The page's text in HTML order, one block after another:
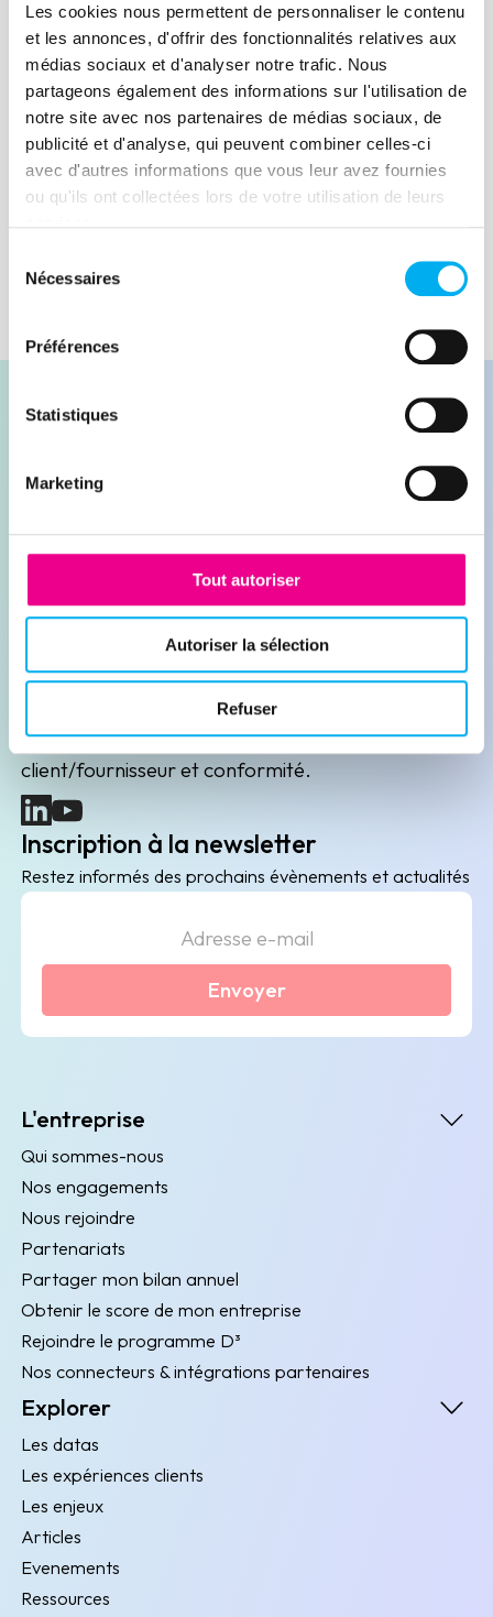
Les cookies nous permettent de personnaliser le contenu
et les annonces, d'offrir des fonctionnalités relatives aux
médias sociaux et d'analyser notre trafic. Nous
partageons également des informations sur l'utilisation de
notre site avec nos partenaires de médias sociaux, de
publicité et d'analyse, qui peuvent combiner celles-ci
avec d'autres informations que vous leur avez fournies
ou qu'ils ont collectées lors de votre utilisation de leurs
Nécessaires
Préférences
Statistiques
Marketing
Tout autoriser
Autoriser la sélection
Refuser
Le rapport Villani pointe tout d’abord
l’importance de la taille du corpus des
données disponibles pour pouvoir avoir
recours à de l’intelligence artificielle.
Lire la suite
Demander une démonstration
Leader de l'information sur les entreprises depuis
plus de 130 ans, ELLISPHERE accompagne les
acteurs économiques dans leurs problématiques
B2B de data marketing, gestion des risques
client/fournisseur et conformité.
(nouvelle fenêtre)
(nouvelle fenêtre)
Inscription à la newsletter
Restez informés des prochains évènements et actualités
Envoyer
L'entreprise
Qui sommes-nous
Nos engagements
Nous rejoindre
Partenariats
Partager mon bilan annuel
Obtenir le score de mon entreprise
Rejoindre le programme D³
Nos connecteurs & intégrations partenaires
Explorer
Les datas
Les expériences clients
Les enjeux
Articles
Evenements
Ressources